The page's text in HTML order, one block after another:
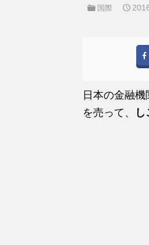
国際
日本の金融
を売って、